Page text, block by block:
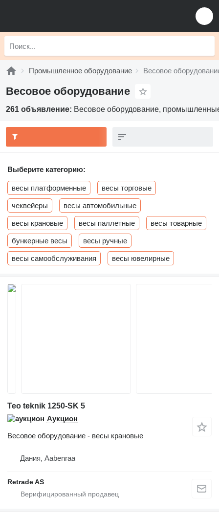
Промышленное оборудование Весовое
Весовое оборудование
261 объявление: Весовое оборудование,
Выберите категорию:
весы платформенные весы торговые
чеквейеры весы автомобильные
весы крановые весы паллетные весы товарные
бункерные весы весы ручные
весы самообслуживания весы ювелирные
Teo teknik 1250-SK 5
Аукцион
Весовое оборудование - весы крановые
Дания, Aabenraa
Retrade AS